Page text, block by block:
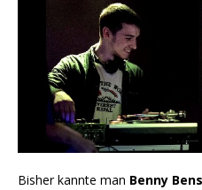
Bisher kannte man Benny